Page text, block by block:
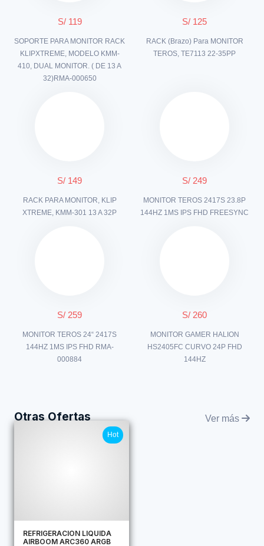
S/ 119
SOPORTE PARA MONITOR RACK
KLIPXTREME, MODELO KMM-
410, DUAL MONITOR. ( DE 13 A
32)RMA-000650
S/ 125
RACK (Brazo) Para MONITOR
TEROS, TE7113 22-35PP
S/ 149
RACK PARA MONITOR, KLIP
XTREME, KMM-301 13 A 32P
S/ 249
MONITOR TEROS 2417S 23.8P
144HZ 1MS IPS FHD FREESYNC
S/ 259
MONITOR TEROS 24“ 2417S
144HZ 1MS IPS FHD RMA-
000884
S/ 260
MONITOR GAMER HALION
HS2405FC CURVO 24P FHD
144HZ
Otras Ofertas Ver más
Hot
REFRIGERACION LIQUIDA
AIRBOOM ARC360 ARGB